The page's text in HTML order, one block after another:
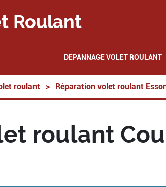
Roulant
DEPANNAGE VOLET ROULANT
roulant > Réparation volet roulant
roulant